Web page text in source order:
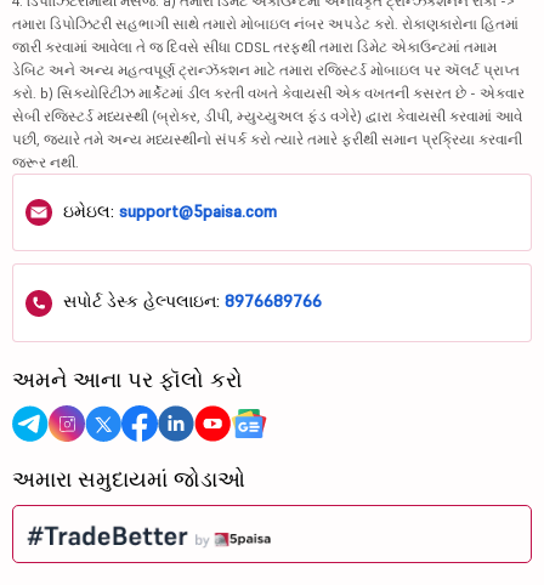
તમારા ડિપોઝિટરી સહભાગી સાથે તમારો મોબાઇલ નંબર અપડેટ કરો. રોકાણકારોના હિતમાં
જારી કરવામાં આવેલા તે જ દિવસે સીધા CDSL તરફથી તમારા ડિમેટ એકાઉન્ટમાં તમામ
ડેબિટ અને અન્ય મહત્વપૂર્ણ ટ્રાન્ઝૅક્શન માટે તમારા રજિસ્ટર્ડ મોબાઇલ પર ઍલર્ટ પ્રાપ્ત
કરો. b) સિક્યોરિટીઝ માર્કેટમાં ડીલ કરતી વખતે કેવાયસી એક વખતની કસરત છે - એકવાર
સેબી રજિસ્ટર્ડ મધ્યસ્થી (બ્રોકર, ડીપી, મ્યુચ્યુઅલ ફંડ વગેરે) દ્વારા કેવાયસી કરવામાં આવે
પછી, જ્યારે તમે અન્ય મધ્યસ્થીનો સંપર્ક કરો ત્યારે તમારે ફરીથી સમાન પ્રક્રિયા કરવાની
જરૂર નથી.
ઇમેઇલ: support@5paisa.com
સપોર્ટ ડેસ્ક હેલ્પલાઇન: 8976689766
અમને આના પર ફૉલો કરો
અમારા સમુદાયમાં જોડાઓ